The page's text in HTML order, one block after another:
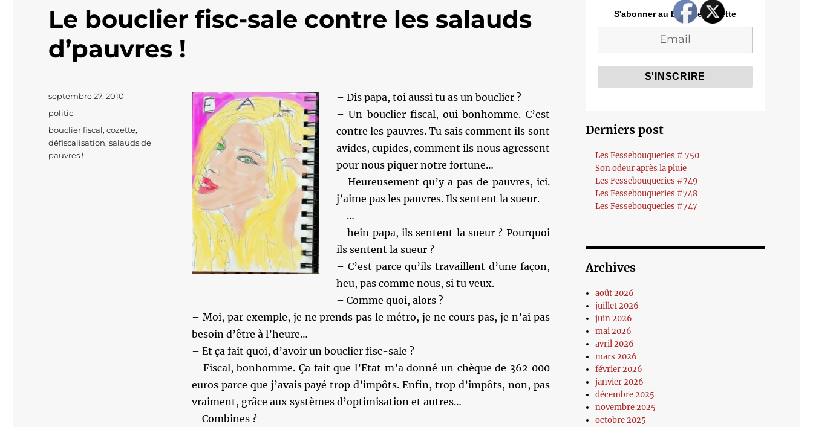
Le bouclier fisc-sale contre les salauds
d’pauvres !
– Dis papa, toi aussi tu as un bouclier ?
– Un bouclier fiscal, oui bonhomme. C’est
contre les pauvres. Tu sais comment ils sont
avides, cupides, comment ils nous agressent
pour nous piquer notre fortune…
– Heureusement qu’y a pas de pauvres, ici.
j’aime pas les pauvres. Ils sentent la sueur.
– …
– hein papa, ils sentent la sueur ? Pourquoi
ils sentent la sueur ?
– C’est parce qu’ils travaillent d’une façon,
heu, pas comme nous, si tu veux.
– Comme quoi, alors ?
– Moi, par exemple, je ne prends pas le métro, je ne cours pas, je n’ai pas
besoin d’être à l’heure…
– Et ça fait quoi, d’avoir un bouclier fisc-sale ?
– Fiscal, bonhomme. Ça fait que l’Etat m’a donné un chèque de 362 000
euros parce que j’avais payé trop d’impôts. Enfin, trop d’impôts, non, pas
vraiment, grâce aux systèmes d’optimisation et autres…
– Combines ?
Publié
septembre 27, 2010
Catégories
politic
Étiquettes
bouclier fiscal,cozette,
défiscalisation,salauds de
pauvres !
S'abonner au blog de Cozette
Derniers post
Les Fessebouqueries # 750
Son odeur après la pluie
Les Fessebouqueries #749
Les Fessebouqueries #748
Les Fessebouqueries #747
Archives
août 2026
juillet 2026
juin 2026
mai 2026
avril 2026
mars 2026
février 2026
janvier 2026
décembre 2025
novembre 2025
octobre 2025